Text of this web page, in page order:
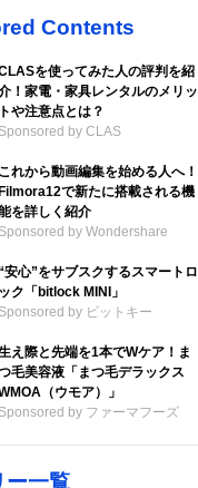
Contents
を使ってみた人の評判を紹
！家電・家具レンタルのメリッ
トや注意点とは？
Sponsored by CLAS
これから動画編集を始める人へ！
Filmora12で新たに搭載される機
を詳しく紹介
Sponsored by Wondershare
安心”をサブスクするスマートロ
ック「bitlock MINI」
Sponsored by ビットキー
え際と先端を1本でWケア！ま
毛美容液「まつ毛デラックス
（ウモア）」
Sponsored by ファーマフーズ
ー一覧